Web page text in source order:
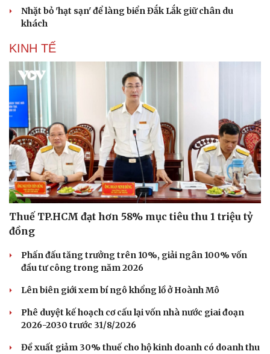
Cải chính
Nhặt bỏ 'hạt sạn' để làng biển Đắk Lắk giữ chân du
khách
KINH TẾ
Thuế TP.HCM đạt hơn 58% mục tiêu thu 1 triệu tỷ
đồng
Phấn đấu tăng trưởng trên 10%, giải ngân 100% vốn
đầu tư công trong năm 2026
Lên biên giới xem bí ngô khổng lồ ở Hoành Mô
Phê duyệt kế hoạch cơ cấu lại vốn nhà nước giai đoạn
2026-2030 trước 31/8/2026
Đề xuất giảm 30% thuế cho hộ kinh doanh có doanh thu